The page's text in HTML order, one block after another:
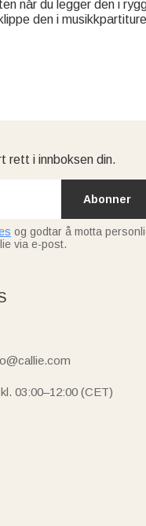
når du legger den i
den i
rett i innboksen din.
Abonner
og godtar å motta
via e-post.
03:00–12:00 (CET)